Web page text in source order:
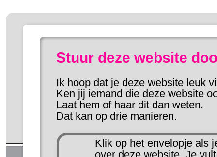
Stuur deze website
Ik hoop dat je deze website leuk
Ken jij iemand die deze website
Laat hem of haar dit dan weten.
Dat kan op drie manieren.
Klik op het envelopje als
over deze website. Je